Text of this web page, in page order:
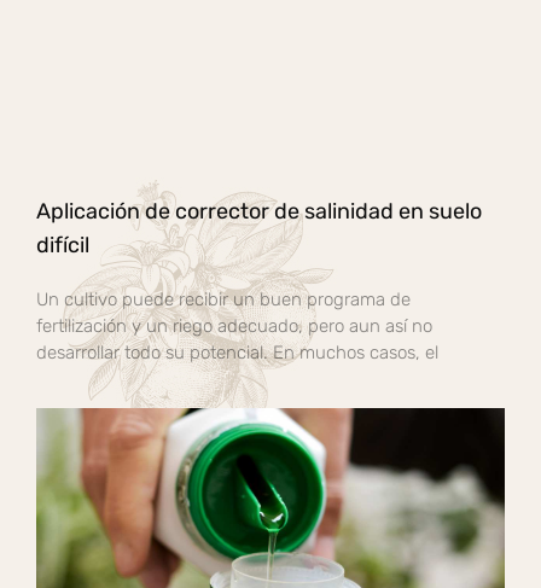
Aplicación de corrector de salinidad en suelo
difícil
Un cultivo puede recibir un buen programa de
fertilización y un riego adecuado, pero aun así no
desarrollar todo su potencial. En muchos casos, el